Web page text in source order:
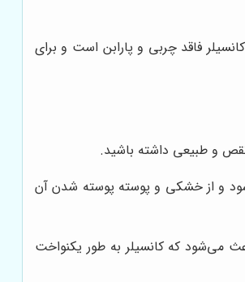
فاقد چربی و پارابن است و برای
و طبیعی داشته باشید.
شود و از خشکی و پوسته پوسته شدن آن
می‌شود که کانسیلر به طور یکنواخت